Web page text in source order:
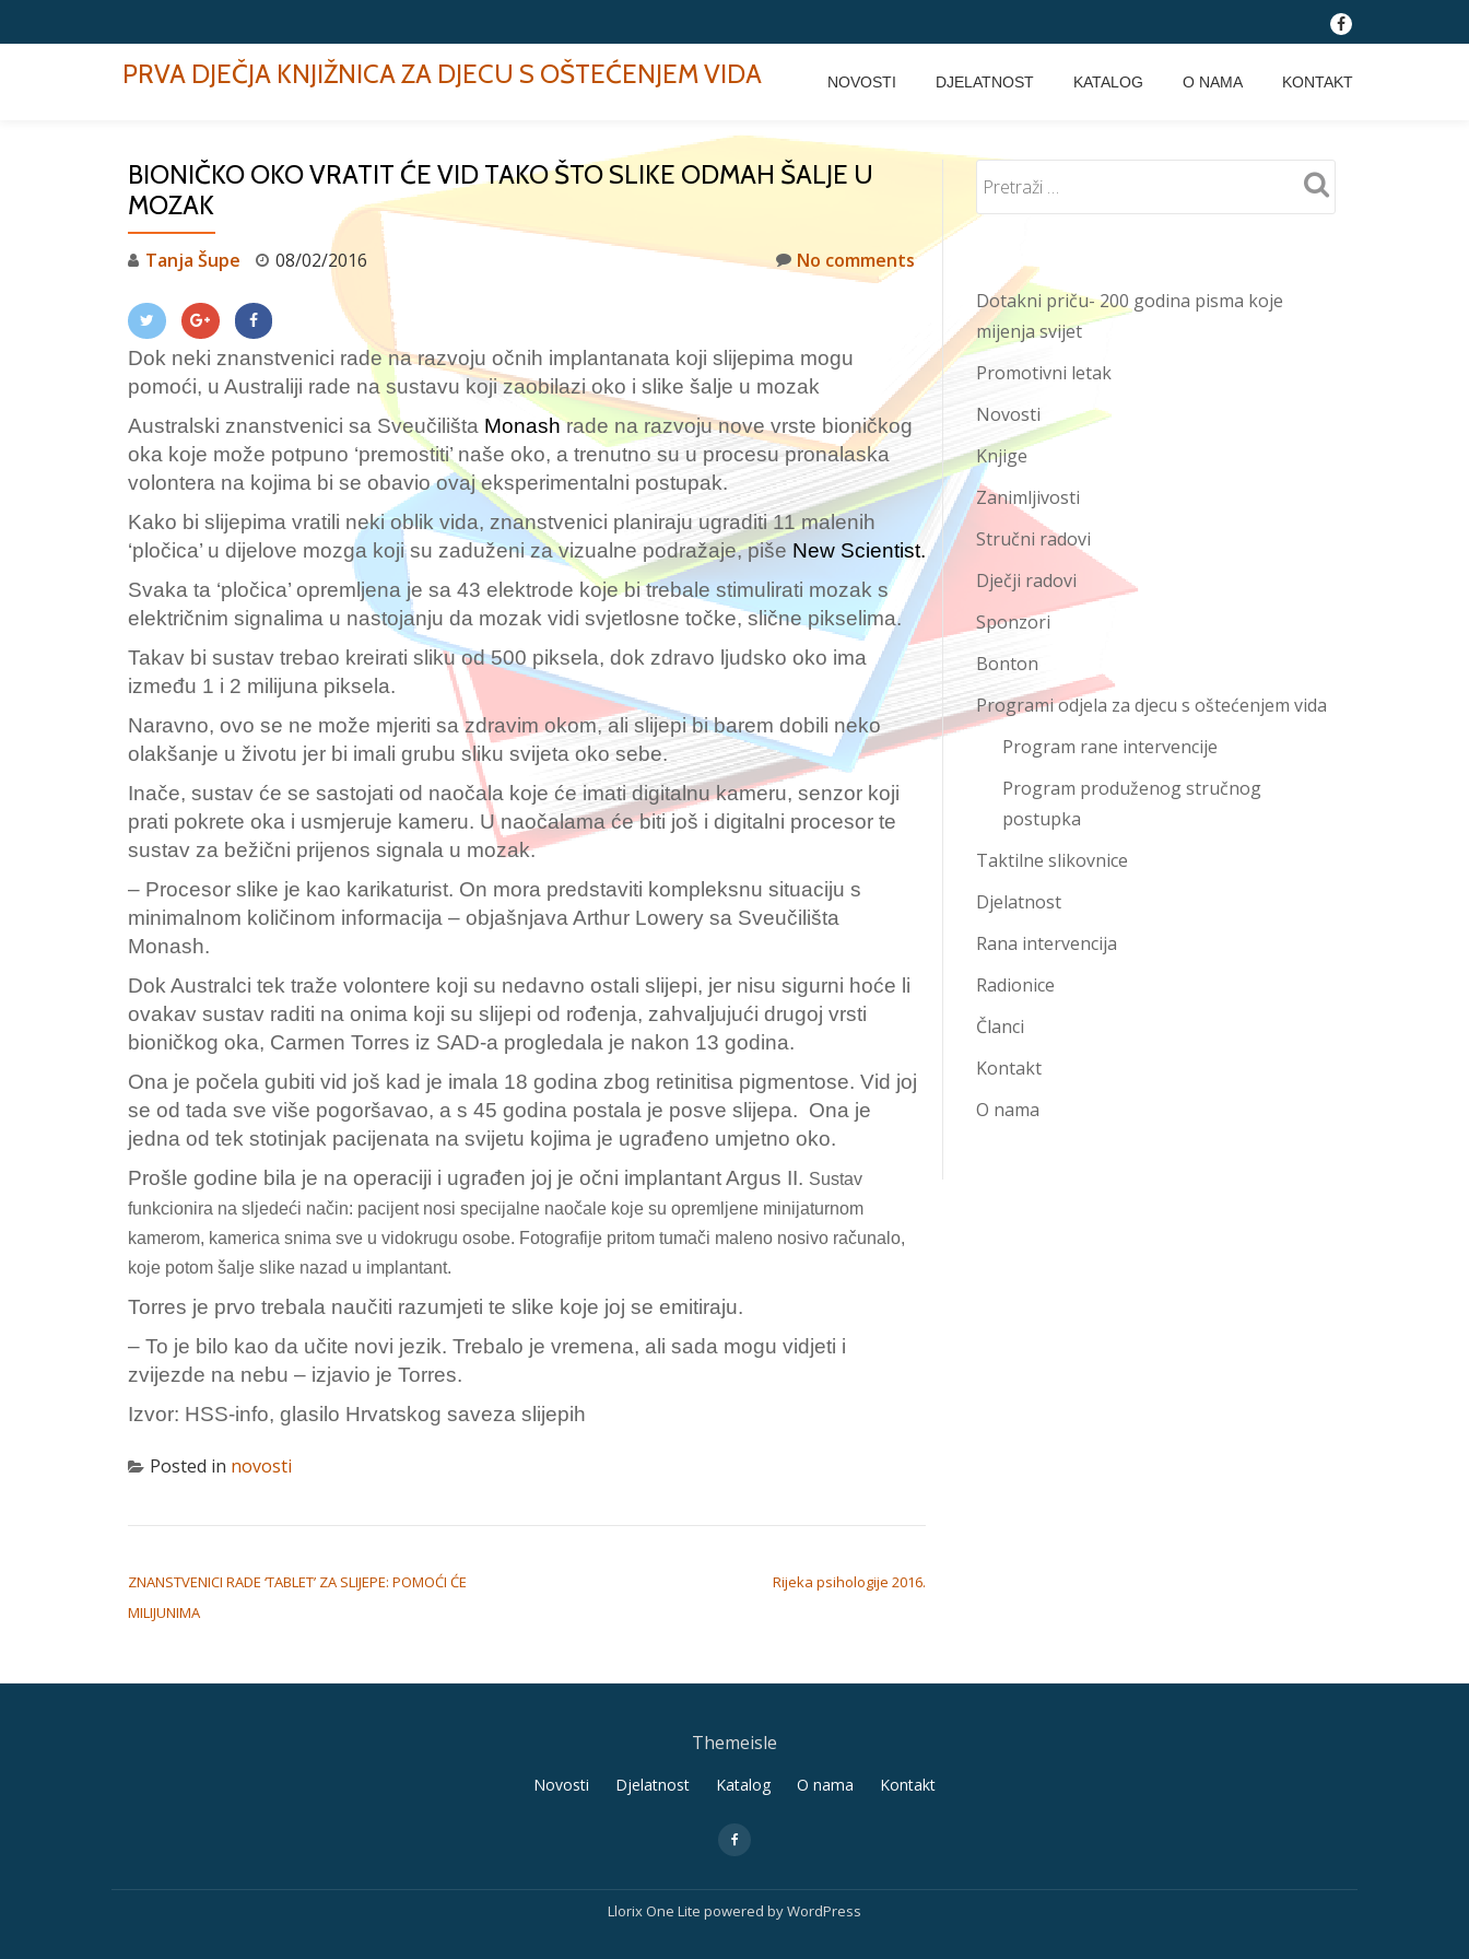
fa-
PRVA DJEČJA KNJIŽNICA ZA DJECU S OŠTEĆENJEM VIDA NOVOSTI DJELATNOST KATALOG O NAMA KONTAKT
BIONIČKO OKO VRATIT ĆE VID TAKO ŠTO SLIKE ODMAH ŠALJE U
MOZAK
Tanja Šupe 08/02/2016 No comments
Dok neki znanstvenici rade na razvoju očnih implantanata koji slijepima mogu
pomoći, u Australiji rade na sustavu koji zaobilazi oko i slike šalje u mozak
Australski znanstvenici sa Sveučilišta Monashrade na razvoju nove vrste bioničkog
oka koje može potpuno ‘premostiti’ naše oko, a trenutno su u procesu pronalaska
volontera na kojima bi se obavio ovaj eksperimentalni postupak.
Kako bi slijepima vratili neki oblik vida, znanstvenici planiraju ugraditi 11 malenih
‘pločica’ u dijelove mozga koji su zaduženi za vizualne podražaje, piše New Scientist.
Svaka ta ‘pločica’ opremljena je sa 43 elektrode koje bi trebale stimulirati mozak s
električnim signalima u nastojanju da mozak vidi svjetlosne točke, slične pikselima.
Takav bi sustav trebao kreirati sliku od 500 piksela, dok zdravo ljudsko oko ima
između 1 i 2 milijuna piksela.
Naravno, ovo se ne može mjeriti sa zdravim okom, ali slijepi bi barem dobili neko
olakšanje u životu jer bi imali grubu sliku svijeta oko sebe.
Inače, sustav će se sastojati od naočala koje će imati digitalnu kameru, senzor koji
prati pokrete oka i usmjeruje kameru. U naočalama će biti još i digitalni procesor te
sustav za bežični prijenos signala u mozak.
– Procesor slike je kao karikaturist. On mora predstaviti kompleksnu situaciju s
minimalnom količinom informacija – objašnjava Arthur Lowery sa Sveučilišta
Monash.
Dok Australci tek traže volontere koji su nedavno ostali slijepi, jer nisu sigurni hoće li
ovakav sustav raditi na onima koji su slijepi od rođenja, zahvaljujući drugoj vrsti
bioničkog oka, Carmen Torres iz SAD-a progledala je nakon 13 godina.
Ona je počela gubiti vid još kad je imala 18 godina zbog retinitisa pigmentose. Vid joj
se od tada sve više pogoršavao, a s 45 godina postala je posve slijepa. Ona je
jedna od tek stotinjak pacijenata na svijetu kojima je ugrađeno umjetno oko.
Prošle godine bila je na operaciji i ugrađen joj je očni implantant Argus II. Sustav
funkcionira na sljedeći način: pacijent nosi specijalne naočale koje su opremljene minijaturnom
kamerom, kamerica snima sve u vidokrugu osobe. Fotografije pritom tumači maleno nosivo računalo,
koje potom šalje slike nazad u implantant.
Torres je prvo trebala naučiti razumjeti te slike koje joj se emitiraju.
– To je bilo kao da učite novi jezik. Trebalo je vremena, ali sada mogu vidjeti i
zvijezde na nebu – izjavio je Torres.
Izvor: HSS-info, glasilo Hrvatskog saveza slijepih
Posted in novosti
ZNANSTVENICI RADE ‘TABLET’ ZA SLIJEPE: POMOĆI ĆE
MILIJUNIMA
Rijeka psihologije 2016.
Dotakni priču- 200 godina pisma koje
mijenja svijet
Promotivni letak
Novosti
Knjige
Zanimljivosti
Stručni radovi
Dječji radovi
Sponzori
Bonton
Programi odjela za djecu s oštećenjem vida
Program rane intervencije
Program produženog stručnog
postupka
Taktilne slikovnice
Djelatnost
Rana intervencija
Radionice
Članci
Kontakt
O nama
Themeisle
Novosti Djelatnost Katalog O nama Kontakt
fa-
Llorix One Lite powered byWordPress